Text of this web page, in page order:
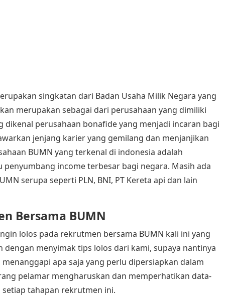
singkatan dari Badan Usaha Milik Negara yang
merupakan sebagai dari perusahaan yang dimiliki
dikenal perusahaan bonafide yang menjadi incaran bagi
jenjang karier yang gemilang dan menjanjikan
BUMN yang terkenal di indonesia adalah
penyumbang income terbesar bagi negara. Masih ada
serupa seperti PLN, BNI, PT Kereta api dan lain
Bersama BUMN
lolos pada rekrutmen bersama BUMN kali ini yang
dengan menyimak tips lolos dari kami, supaya nantinya
apa saja yang perlu dipersiapkan dalam
pelamar mengharuskan dan memperhatikan data-
tahapan rekrutmen ini.